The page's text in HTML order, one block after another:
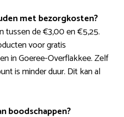
met bezorgkosten?
tussen de €3,00 en €5,25.
voor gratis
in Goeree-Overflakkee. Zelf
is minder duur. Dit kan al
boodschappen?